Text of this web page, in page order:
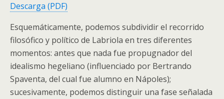
Descarga (PDF)
Esquemáticamente, podemos subdividir el recorrido
filosófico y político de Labriola en tres diferentes
momentos: antes que nada fue propugnador del
idealismo hegeliano (influenciado por Bertrando
Spaventa, del cual fue alumno en Nápoles);
sucesivamente, podemos distinguir una fase señalada